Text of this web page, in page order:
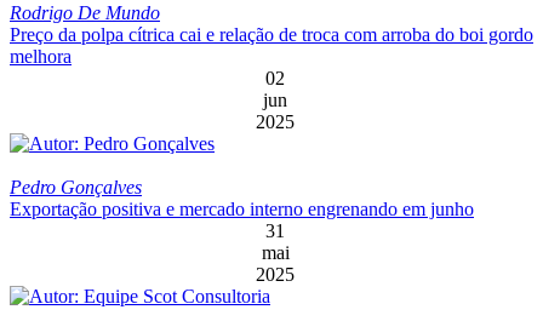
Rodrigo De Mundo
Preço da polpa cítrica cai e relação de troca com arroba do boi gordo
melhora
02
jun
2025
Pedro Gonçalves
Exportação positiva e mercado interno engrenando em junho
31
mai
2025